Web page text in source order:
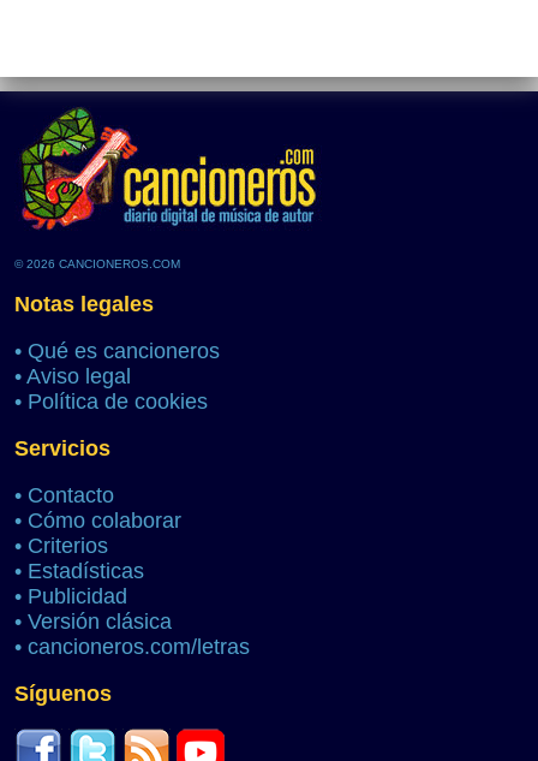
© 2026 CANCIONEROS.COM
Notas legales
• Qué es cancioneros
• Aviso legal
• Política de cookies
Servicios
• Contacto
• Cómo colaborar
• Criterios
• Estadísticas
• Publicidad
• Versión clásica
• cancioneros.com/letras
Síguenos